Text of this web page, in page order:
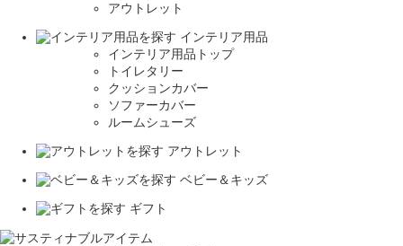
アウトレット
インテリア用品
インテリア用品トップ
トイレタリー
クッションカバー
ソファーカバー
ルームシューズ
アウトレット
ベビー＆キッズ
ギフト